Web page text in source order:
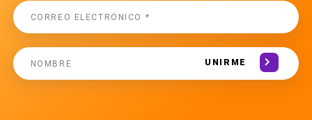
UNIRME